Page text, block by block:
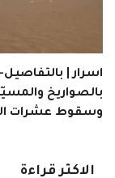
اسرار |
بالصواريخ
وسقوط عشرات
الاكثر قراءة